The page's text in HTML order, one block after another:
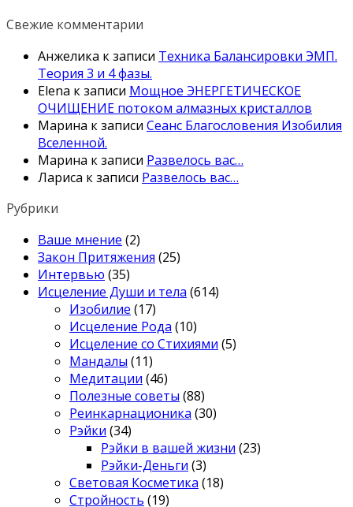
Свежие комментарии
Анжелика к записи Техника Балансировки ЭМП.
Теория 3 и 4 фазы.
Elena к записи Мощное ЭНЕРГЕТИЧЕСКОЕ
ОЧИЩЕНИЕ потоком алмазных кристаллов
Марина к записи Сеанс Благословения Изобилия
Вселенной.
Марина к записи Развелось вас…
Лариса к записи Развелось вас…
Рубрики
Ваше мнение (2)
Закон Притяжения (25)
Интервью (35)
Исцеление Души и тела (614)
Изобилие (17)
Исцеление Рода (10)
Исцеление со Стихиями (5)
Мандалы (11)
Медитации (46)
Полезные советы (88)
Реинкарнационика (30)
Рэйки (34)
Рэйки в вашей жизни (23)
Рэйки-Деньги (3)
Световая Косметика (18)
Стройность (19)